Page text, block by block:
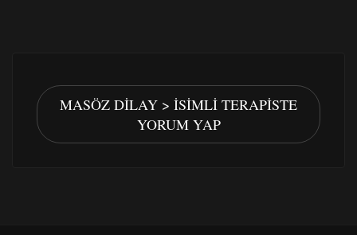
MASÖZ DILAY > İSIMLI TERAPISTE
YORUM YAP